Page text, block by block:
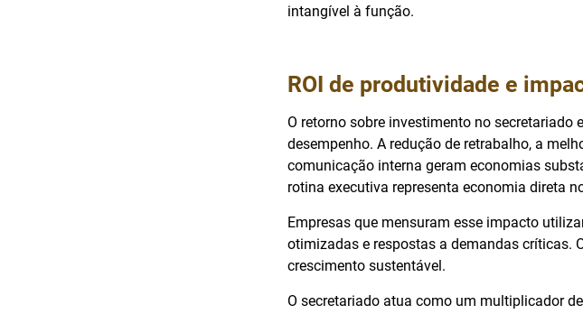
intangível à função.
ROI de produtividade e
O retorno sobre investimento no
desempenho. A redução de retrabalho, a
comunicação interna geram economias
rotina executiva representa economia direta
Empresas que mensuram esse impacto
otimizadas e respostas a demandas críticas.
crescimento sustentável.
O secretariado atua como um multiplicador